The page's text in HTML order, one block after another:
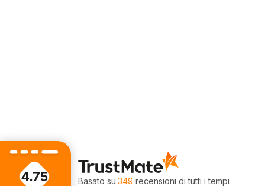
4.75
Valutazione Basato su 349 recensionidi tutti i tempi
4.75